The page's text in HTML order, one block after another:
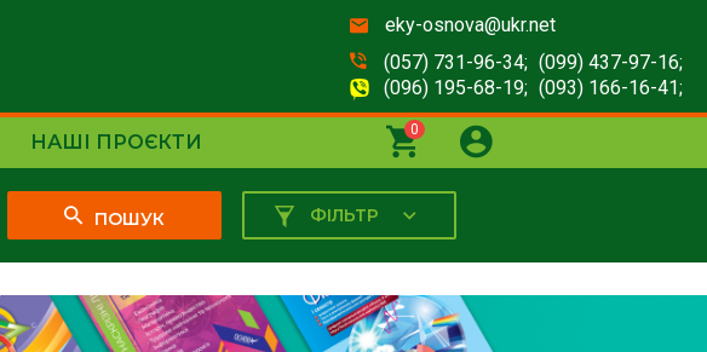
eky-osnova@ukr.net
(057) 731-96-34; (099) 437-97-16;
(096) 195-68-19; (093) 166-16-41;
НАШІ ПРОЄКТИ
0
ПОШУК ФІЛЬТР